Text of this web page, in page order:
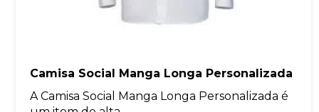
Camisa Social Manga Longa Personalizada
A Camisa Social Manga Longa Personalizada é